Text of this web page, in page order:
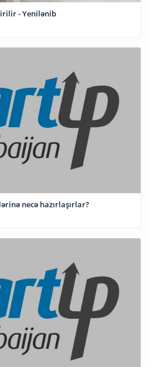
Startap Günləri keçirilir - Yenilənib
necə hazırlaşırlar?